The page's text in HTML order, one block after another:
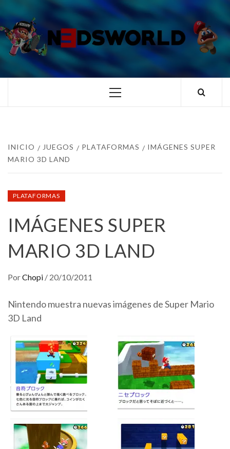
al
contenido
TUS ESPECIALISTAS EN NINTENDO
Menú
INICIO JUEGOS PLATAFORMAS
IMÁGENES SUPER
MARIO 3D LAND
PLATAFORMAS
IMÁGENES SUPER
MARIO 3D LAND
PorChopi / 20/10/2011
Nintendo muestra nuevas imágenes de Super Mario
3D Land